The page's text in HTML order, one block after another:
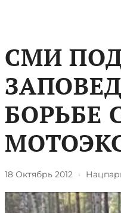
СМИ
БОРЬБЕ
18 Октябрь 2012 ·